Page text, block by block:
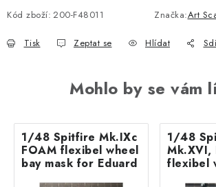
Kód zboží: 200-F48011 Značka:Art
Tisk Zeptat se Hlídat
Mohlo by se vám
1/48 Spitfire Mk.IXc
FOAM flexibel wheel
bay mask for Eduard
1/48
Mk.XVI,
flexibel